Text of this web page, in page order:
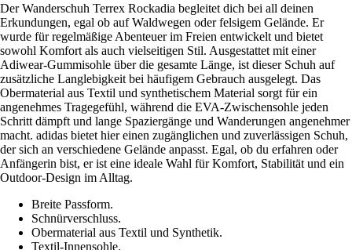
Der Wanderschuh Terrex Rockadia begleitet dich bei all deinen
Erkundungen, egal ob auf Waldwegen oder felsigem Gelände. Er
wurde für regelmäßige Abenteuer im Freien entwickelt und bietet
sowohl Komfort als auch vielseitigen Stil. Ausgestattet mit einer
Adiwear-Gummisohle über die gesamte Länge, ist dieser Schuh auf
zusätzliche Langlebigkeit bei häufigem Gebrauch ausgelegt. Das
Obermaterial aus Textil und synthetischem Material sorgt für ein
angenehmes Tragegefühl, während die EVA-Zwischensohle jeden
Schritt dämpft und lange Spaziergänge und Wanderungen angenehmer
macht. adidas bietet hier einen zugänglichen und zuverlässigen Schuh,
der sich an verschiedene Gelände anpasst. Egal, ob du erfahren oder
Anfängerin bist, er ist eine ideale Wahl für Komfort, Stabilität und ein
Outdoor-Design im Alltag.
Breite Passform.
Schnürverschluss.
Obermaterial aus Textil und Synthetik.
Textil-Innensohle.